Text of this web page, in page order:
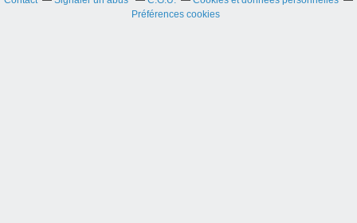
Préférences cookies